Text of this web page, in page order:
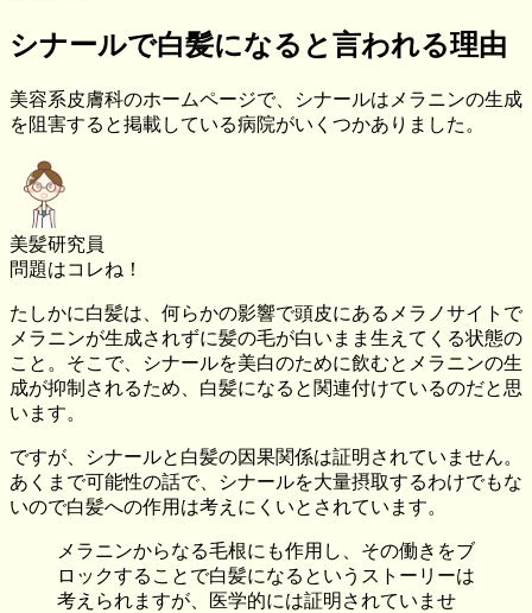
シナールで白髪になると言われる理由
美容系皮膚科のホームページで、シナールはメラニンの生成
を阻害すると掲載している病院がいくつかありました。
美髪研究員
問題はコレね！
たしかに白髪は、何らかの影響で頭皮にあるメラノサイトで
メラニンが生成されずに髪の毛が白いまま生えてくる状態の
こと。そこで、シナールを美白のために飲むとメラニンの生
成が抑制されるため、白髪になると関連付けているのだと思
います。
ですが、シナールと白髪の因果関係は証明されていません。
あくまで可能性の話で、シナールを大量摂取するわけでもな
いので白髪への作用は考えにくいとされています。
メラニンからなる毛根にも作用し、その働きをブ
ロックすることで白髪になるというストーリーは
考えられますが、医学的には証明されていませ